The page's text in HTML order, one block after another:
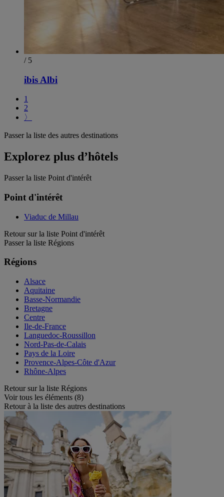
/ 5
ibis Albi
1
2
〉
Passer la liste des autres destinations
Explorez plus d’hôtels
Passer la liste Point d'intérêt
Point d'intérêt
Viaduc de Millau
Retour sur la liste Point d'intérêt
Passer la liste Régions
Régions
Alsace
Aquitaine
Basse-Normandie
Bretagne
Centre
Ile-de-France
Languedoc-Roussillon
Nord-Pas-de-Calais
Pays de la Loire
Provence-Alpes-Côte d'Azur
Rhône-Alpes
Retour sur la liste Régions
Voir tous les éléments (8)
Retour à la liste des autres destinations